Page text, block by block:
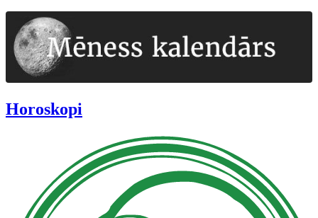
Horoskopi